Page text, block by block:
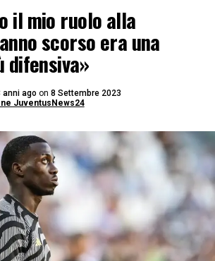
il mio ruolo alla
scorso era una
difensiva»
anni ago on 8 Settembre 2023
JuventusNews24